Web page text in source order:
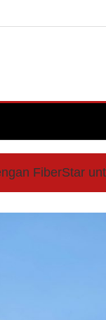
FiberStar